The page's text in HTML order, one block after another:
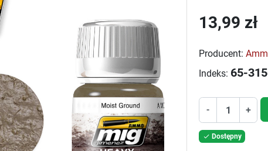
13,99 zł
Producent:
Indeks: 65-
- +
 Dostępny